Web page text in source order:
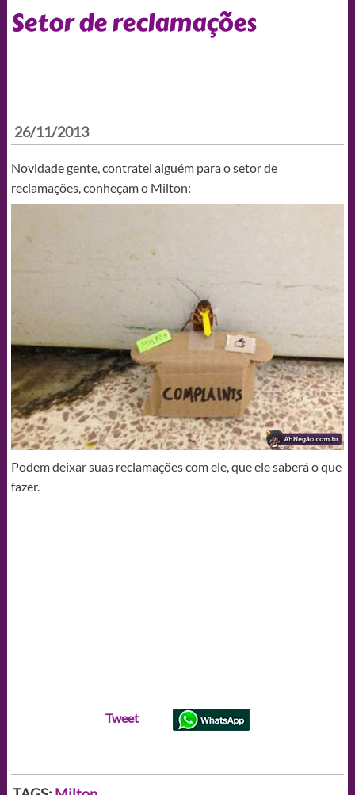
Setor de reclamações
26/11/2013
Novidade gente, contratei alguém para o setor de
reclamações, conheçam o Milton:
Podem deixar suas reclamações com ele, que ele saberá o que
fazer.
Tweet